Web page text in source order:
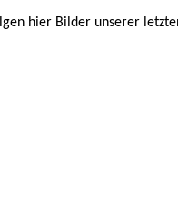
hier Bilder unserer